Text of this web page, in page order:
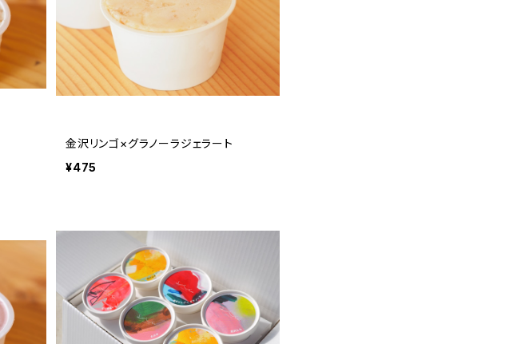
金沢リンゴ×グラノーラジェラート
¥475